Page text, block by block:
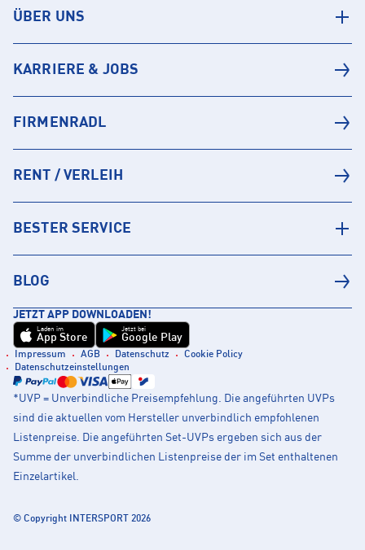
ÜBER UNS
KARRIERE & JOBS
FIRMENRADL
RENT / VERLEIH
BESTER SERVICE
BLOG
JETZT APP DOWNLOADEN!
Laden im
App Store
Jetzt bei
Google Play
Impressum AGB Datenschutz
Cookie Policy
Datenschutzeinstellungen
*UVP = Unverbindliche Preisempfehlung. Die angeführten UVPs
sind die aktuellen vom Hersteller unverbindlich empfohlenen
Listenpreise. Die angeführten Set-UVPs ergeben sich aus der
Summe der unverbindlichen Listenpreise der im Set enthaltenen
Einzelartikel.
© Copyright INTERSPORT 2026